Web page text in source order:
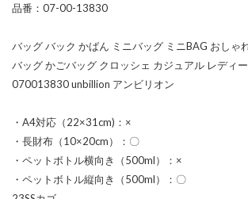
品番：07-00-13830
バッグ バック かばん ミニバッグ ミニBAG おしゃ
バッグ かごバッグ クロッシェ カジュアル レディ
070013830 unbillion アンビリオン
・A4対応（22×31cm)：×
・長財布（10×20cm）：〇
・ペットボトル横向き（500ml）：×
・ペットボトル縦向き（500ml）：〇